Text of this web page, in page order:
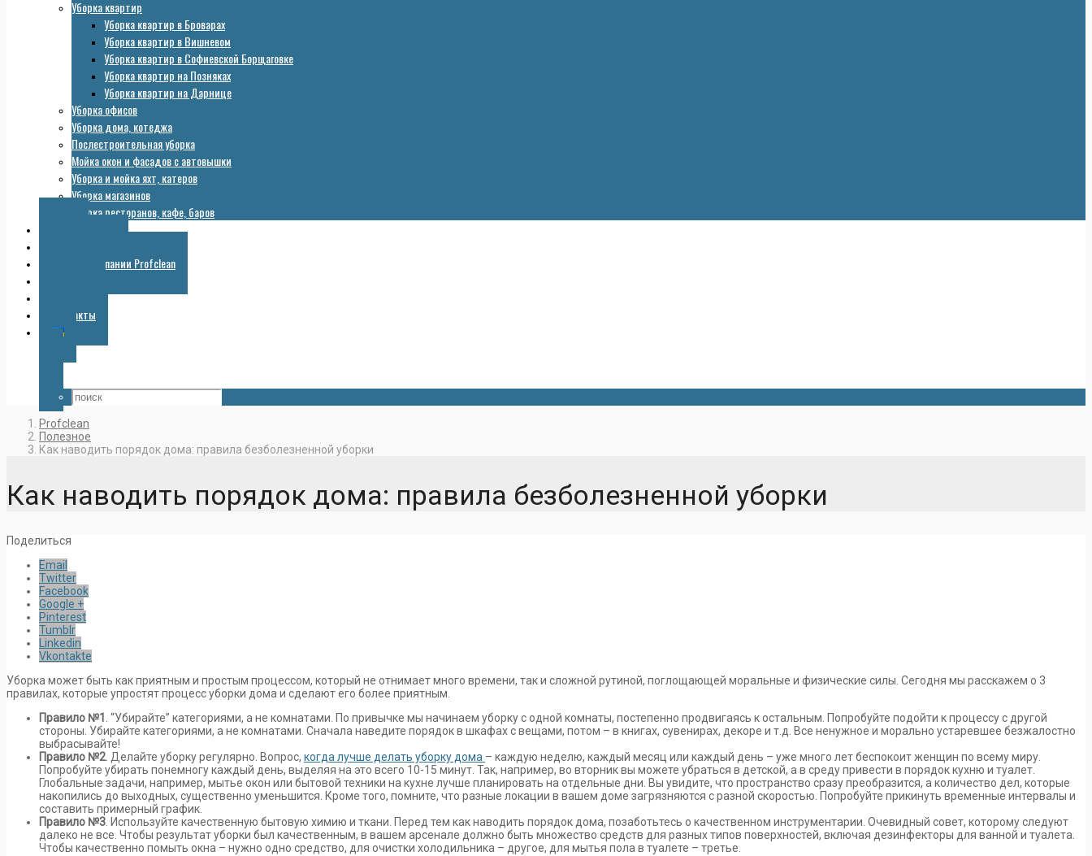
Уборка квартир
Уборка квартир в Броварах
Уборка квартир в Вишневом
Уборка квартир в Софиевской Борщаговке
Уборка квартир на Позняках
Уборка квартир на Дарнице
Уборка офисов
Уборка дома, котеджа
Послестроительная уборка
Мойка окон и фасадов с автовышки
Уборка и мойка яхт, катеров
Уборка магазинов
Уборка ресторанов, кафе, баров
Галерея компании Profclean
Контакты
Profclean
Полезное
Как наводить порядок дома: правила безболезненной уборки
Как наводить порядок дома: правила безболезненной уборки
Поделиться
Email
Twitter
Facebook
Google +
Pinterest
Tumblr
Linkedin
Vkontakte
Уборка может быть как приятным и простым процессом, который не отнимает много времени, так и сложной рутиной, поглощающей моральные и физические силы. Сегодня мы расскажем о 3
правилах, которые упростят процесс уборки дома и сделают его более приятным.
Правило №1 . “Убирайте” категориями, а не комнатами. По привычке мы начинаем уборку с одной комнаты, постепенно продвигаясь к остальным. Попробуйте подойти к процессу с другой
стороны. Убирайте категориями, а не комнатами. Сначала наведите порядок в шкафах с вещами, потом – в книгах, сувенирах, декоре и т.д. Все ненужное и морально устаревшее безжалостно
выбрасывайте!
Правило №2. Делайте уборку регулярно. Вопрос, когда лучше делать уборку дома – каждую неделю, каждый месяц или каждый день – уже много лет беспокоит женщин по всему миру.
Попробуйте убирать понемногу каждый день, выделяя на это всего 10-15 минут. Так, например, во вторник вы можете убраться в детской, а в среду привести в порядок кухню и туалет.
Глобальные задачи, например, мытье окон или бытовой техники на кухне лучше планировать на отдельные дни. Вы увидите, что пространство сразу преобразится, а количество дел, которые
накопились до выходных, существенно уменьшится. Кроме того, помните, что разные локации в вашем доме загрязняются с разной скоростью. Попробуйте прикинуть временные интервалы и
составить примерный график.
Правило №3. Используйте качественную бытовую химию и ткани. Перед тем как наводить порядок дома, позаботьтесь о качественном инструментарии. Очевидный совет, которому следуют
далеко не все. Чтобы результат уборки был качественным, в вашем арсенале должно быть множество средств для разных типов поверхностей, включая дезинфекторы для ванной и туалета.
Чтобы качественно помыть окна – нужно одно средство, для очистки холодильника – другое, для мытья пола в туалете – третье.